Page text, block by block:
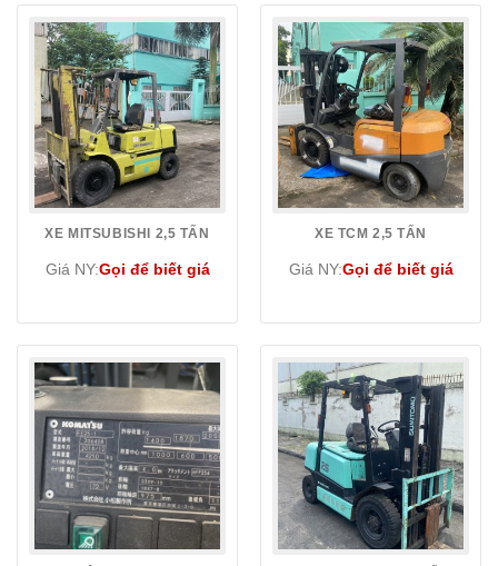
XE MITSUBISHI 2,5 TẤN
Giá NY:Gọi để biết giá
XE TCM 2,5 TẤN
Giá NY:Gọi để biết giá